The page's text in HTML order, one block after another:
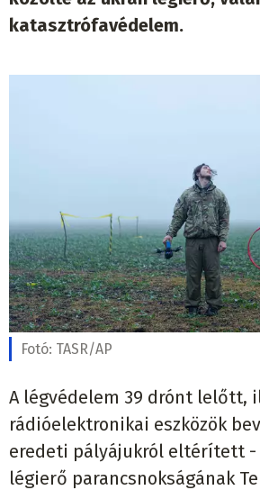
katasztrófavédelem.
Fotó: TASR/AP
A légvédelem 39 drónt lelőtt,
rádióelektronikai eszközök
eredeti pályájukról eltérített
légierő parancsnokságának